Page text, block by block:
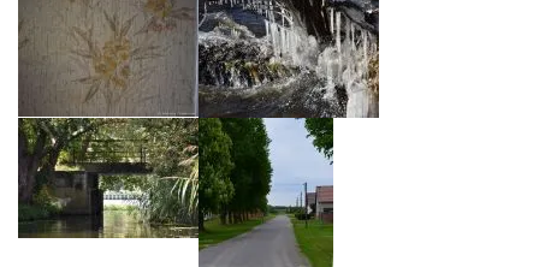
Präkels
Wenderoman
setzt
die
Angst
vor